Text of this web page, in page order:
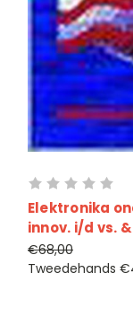
Elektronika
innov. i/d vs.
€68,00
Tweedehands